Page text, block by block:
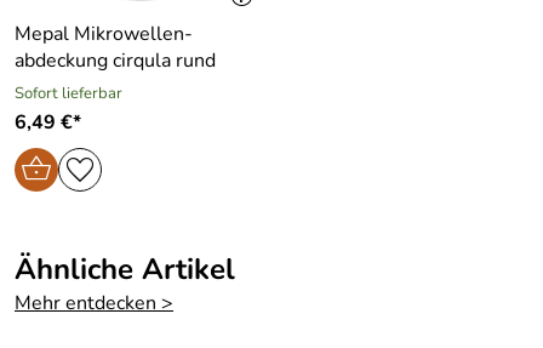
Mepal Mikrowellen-
abdeckung cirqula rund
Sofort lieferbar
6,49 €*
Ähnliche Artikel
Mehr entdecken >